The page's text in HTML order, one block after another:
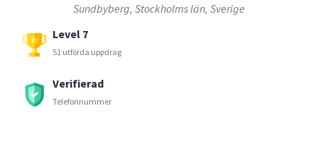
Sundbyberg, Stockholms län, Sverige
Level 7
51 utförda uppdrag
Verifierad
Telefonnummer